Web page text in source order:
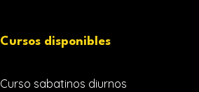
Cursos disponibles
Curso sabatinos diurnos